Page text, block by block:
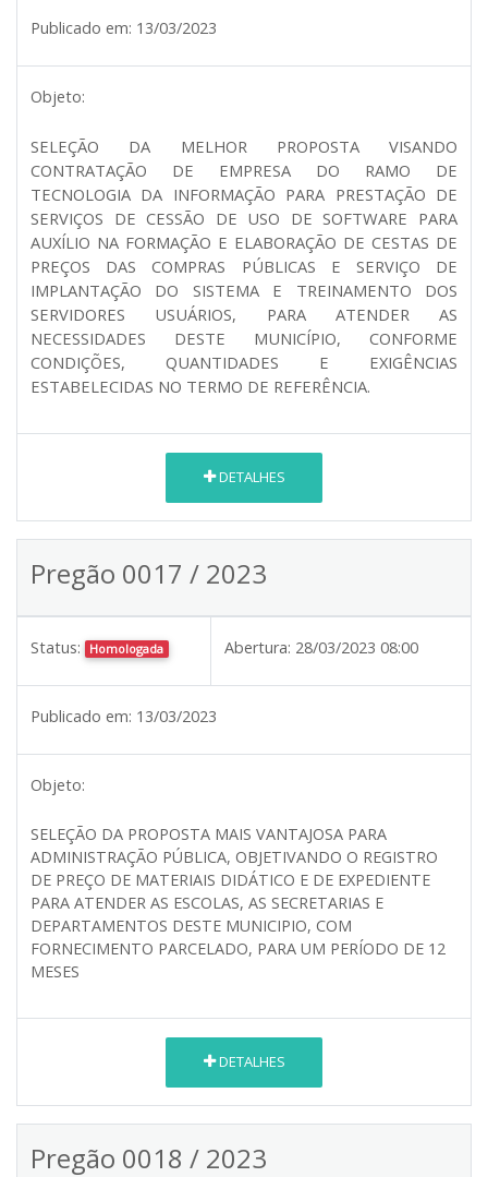
Publicado em: 13/03/2023
Objeto:
SELEÇÃO DA MELHOR PROPOSTA VISANDO
CONTRATAÇÃO DE EMPRESA DO RAMO DE
TECNOLOGIA DA INFORMAÇÃO PARA PRESTAÇÃO DE
SERVIÇOS DE CESSÃO DE USO DE SOFTWARE PARA
AUXÍLIO NA FORMAÇÃO E ELABORAÇÃO DE CESTAS DE
PREÇOS DAS COMPRAS PÚBLICAS E SERVIÇO DE
IMPLANTAÇÃO DO SISTEMA E TREINAMENTO DOS
SERVIDORES USUÁRIOS, PARA ATENDER AS
NECESSIDADES DESTE MUNICÍPIO, CONFORME
CONDIÇÕES, QUANTIDADES E EXIGÊNCIAS
ESTABELECIDAS NO TERMO DE REFERÊNCIA.
DETALHES
Pregão 0017 / 2023
Status: Homologada Abertura: 28/03/2023 08:00
Publicado em: 13/03/2023
Objeto:
SELEÇÃO DA PROPOSTA MAIS VANTAJOSA PARA
ADMINISTRAÇÃO PÚBLICA, OBJETIVANDO O REGISTRO
DE PREÇO DE MATERIAIS DIDÁTICO E DE EXPEDIENTE
PARA ATENDER AS ESCOLAS, AS SECRETARIAS E
DEPARTAMENTOS DESTE MUNICIPIO, COM
FORNECIMENTO PARCELADO, PARA UM PERÍODO DE 12
MESES
DETALHES
Pregão 0018 / 2023